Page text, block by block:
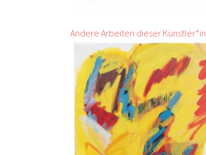
Andere Arbeiten dieser Künstler*in